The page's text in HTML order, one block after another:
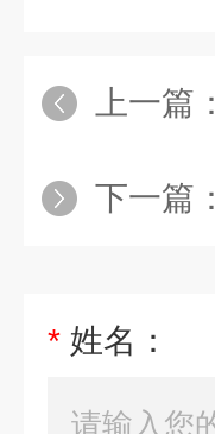
上一篇：
下一篇：
* 姓名：